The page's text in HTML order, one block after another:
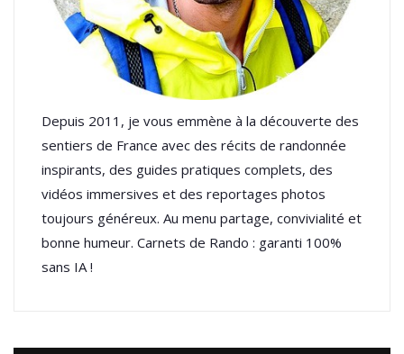
Depuis 2011, je vous emmène à la découverte des
sentiers de France avec des récits de randonnée
inspirants, des guides pratiques complets, des
vidéos immersives et des reportages photos
toujours généreux. Au menu partage, convivialité et
bonne humeur. Carnets de Rando : garanti 100%
sans IA !